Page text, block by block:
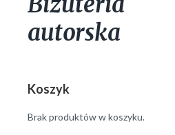
autorska
Koszyk
Brak produktów w koszyku.